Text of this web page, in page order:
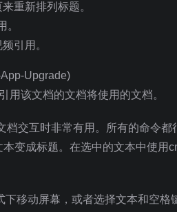
重新排列标题。
引用。
Upgrade)
用该文档的文档将使用的文档。
交互时非常有用。所有的命令都
变成标题。在选中的文本中使用
移动屏幕，或者选择文本和空格